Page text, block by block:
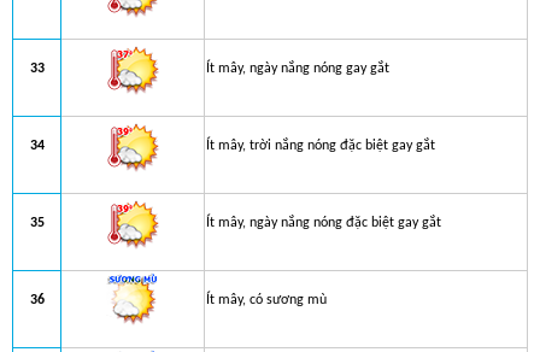
33 Ít mây, ngày nắng nóng gay gắt
34 Ít mây, trời nắng nóng đặc biệt gay gắt
35 Ít mây, ngày nắng nóng đặc biệt gay gắt
36 Ít mây, có sương mù